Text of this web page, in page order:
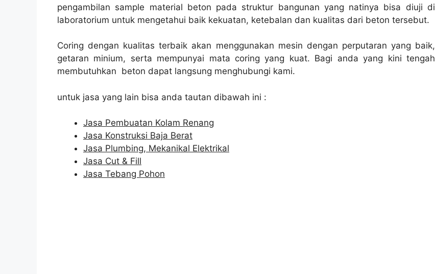
pengambilan sample material beton pada struktur bangunan yang natinya bisa diuji di
laboratorium untuk mengetahui baik kekuatan, ketebalan dan kualitas dari beton tersebut.
Coring dengan kualitas terbaik akan menggunakan mesin dengan perputaran yang baik,
getaran minium, serta mempunyai mata coring yang kuat. Bagi anda yang kini tengah
membutuhkan beton dapat langsung menghubungi kami.
untuk jasa yang lain bisa anda tautan dibawah ini :
Jasa Pembuatan Kolam Renang
Jasa Konstruksi Baja Berat
Jasa Plumbing, Mekanikal Elektrikal
Jasa Cut & Fill
Jasa Tebang Pohon